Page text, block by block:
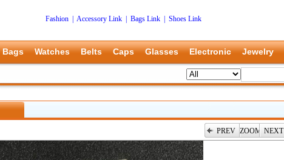
Fashion Accessory Link Bags Link
Shoes Link
Bags Watches Belts Caps Glasses Electronic Jewelry
PREV ZOOM NEXT
上一张